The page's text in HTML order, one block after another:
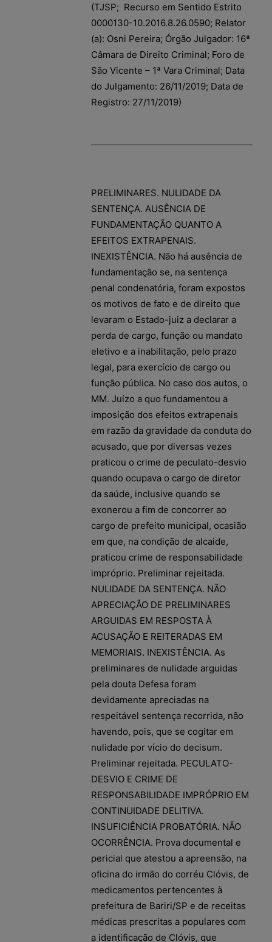
(TJSP; Recurso em Sentido Estrito
0000130-10.2016.8.26.0590; Relator
(a): Osni Pereira; Órgão Julgador: 16ª
Câmara de Direito Criminal; Foro de
São Vicente – 1ª Vara Criminal; Data
do Julgamento: 26/11/2019; Data de
Registro: 27/11/2019)
PRELIMINARES. NULIDADE DA
SENTENÇA. AUSÊNCIA DE
FUNDAMENTAÇÃO QUANTO A
EFEITOS EXTRAPENAIS.
INEXISTÊNCIA. Não há ausência de
fundamentação se, na sentença
penal condenatória, foram expostos
os motivos de fato e de direito que
levaram o Estado-juiz a declarar a
perda de cargo, função ou mandato
eletivo e a inabilitação, pelo prazo
legal, para exercício de cargo ou
função pública. No caso dos autos, o
MM. Juízo a quo fundamentou a
imposição dos efeitos extrapenais
em razão da gravidade da conduta do
acusado, que por diversas vezes
praticou o crime de peculato-desvio
quando ocupava o cargo de diretor
da saúde, inclusive quando se
exonerou a fim de concorrer ao
cargo de prefeito municipal, ocasião
em que, na condição de alcaide,
praticou crime de responsabilidade
impróprio. Preliminar rejeitada.
NULIDADE DA SENTENÇA. NÃO
APRECIAÇÃO DE PRELIMINARES
ARGUIDAS EM RESPOSTA À
ACUSAÇÃO E REITERADAS EM
MEMORIAIS. INEXISTÊNCIA. As
preliminares de nulidade arguidas
pela douta Defesa foram
devidamente apreciadas na
respeitável sentença recorrida, não
havendo, pois, que se cogitar em
nulidade por vício do decisum.
Preliminar rejeitada. PECULATO-
DESVIO E CRIME DE
RESPONSABILIDADE IMPRÓPRIO EM
CONTINUIDADE DELITIVA.
INSUFICIÊNCIA PROBATÓRIA. NÃO
OCORRÊNCIA. Prova documental e
pericial que atestou a apreensão, na
oficina do irmão do corréu Clóvis, de
medicamentos pertencentes à
prefeitura de Bariri/SP e de receitas
médicas prescritas a populares com
a identificação de Clóvis, que